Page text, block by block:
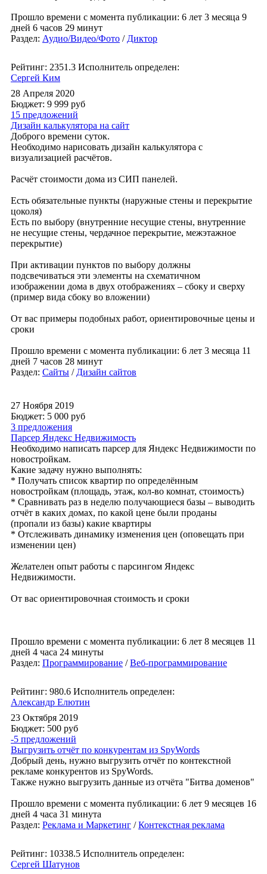
Прошло времени с момента публикации: 6 лет 3 месяца 9
дней 6 часов 29 минут
Раздел: Аудио/Видео/Фото / Диктор
Рейтинг: 2351.3 Исполнитель определен:
Сергей Ким
28 Апреля 2020
Бюджет: 9 999 руб
15 предложений
Дизайн калькулятора на сайт
Доброго времени суток.
Необходимо нарисовать дизайн калькулятора с
визуализацией расчётов.
Расчёт стоимости дома из СИП панелей.
Есть обязательные пункты (наружные стены и перекрытие
цоколя)
Есть по выбору (внутренние несущие стены, внутренние
не несущие стены, чердачное перекрытие, межэтажное
перекрытие)
При активации пунктов по выбору должны
подсвечиваться эти элементы на схематичном
изображении дома в двух отображениях – сбоку и сверху
(пример вида сбоку во вложении)
От вас примеры подобных работ, ориентировочные цены и
сроки
Прошло времени с момента публикации: 6 лет 3 месяца 11
дней 7 часов 28 минут
Раздел: Сайты / Дизайн сайтов
27 Ноября 2019
Бюджет: 5 000 руб
3 предложения
Парсер Яндекс Недвижимость
Необходимо написать парсер для Яндекс Недвижимости по
новостройкам.
Какие задачу нужно выполнять:
* Получать список квартир по определённым
новостройкам (площадь, этаж, кол-во комнат, стоимость)
* Сравнивать раз в неделю получающиеся базы – выводить
отчёт в каких домах, по какой цене были проданы
(пропали из базы) какие квартиры
* Отслеживать динамику изменения цен (оповещать при
изменении цен)
Желателен опыт работы с парсингом Яндекс
Недвижимости.
От вас ориентировочная стоимость и сроки
Прошло времени с момента публикации: 6 лет 8 месяцев 11
дней 4 часа 24 минуты
Раздел: Программирование /Веб-программирование
Рейтинг: 980.6 Исполнитель определен:
Александр Елютин
23 Октября 2019
Бюджет: 500 руб
-5 предложений
Выгрузить отчёт по конкурентам из SpyWords
Добрый день, нужно выгрузить отчёт по контекстной
рекламе конкурентов из SpyWords.
Также нужно выгрузить данные из отчёта "Битва доменов"
Прошло времени с момента публикации: 6 лет 9 месяцев 16
дней 4 часа 31 минута
Раздел: Реклама и Маркетинг /Контекстная реклама
Рейтинг: 10338.5 Исполнитель определен:
Сергей Шатунов